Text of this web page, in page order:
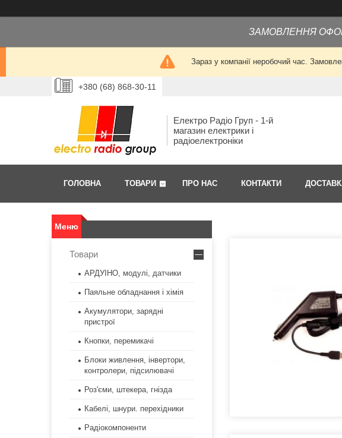
ЗАМОВЛЕННЯ
Зараз у компанії неробочий час.
+380 (68) 868-30-11
Електро Радіо Груп - 1-й
магазин електрики і
радіоелектроніки
ГОЛОВНА ТОВАРИ ПРО НАС КОНТАКТИ
Товари
АРДУІНО, модулі, датчики
Паяльне обладнання і хімія
Акумулятори, зарядні
пристрої
Кнопки, перемикачі
Блоки живлення, інвертори,
контролери, підсилювачі
Роз'єми, штекера, гнізда
Кабелі, шнури. перехідники
Радіокомпоненти